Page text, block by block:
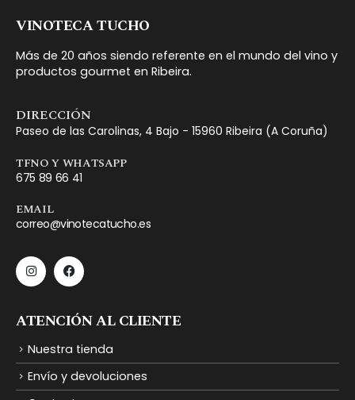
VINOTECA TUCHO
Más de 20 años siendo referente en el mundo del vino y
productos gourmet en Ribeira.
DIRECCIÓN
Paseo de las Carolinas, 4 Bajo - 15960 Ribeira (A Coruña)
TFNO Y WHATSAPP
675 89 66 41
EMAIL
correo@vinotecatucho.es
ATENCIÓN AL CLIENTE
Nuestra tienda
Envío y devoluciones